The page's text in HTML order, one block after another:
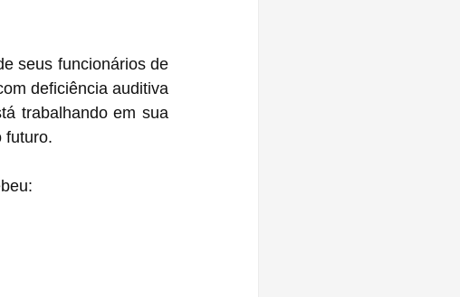
seus funcionários de
deficiência auditiva
trabalhando em sua
futuro.